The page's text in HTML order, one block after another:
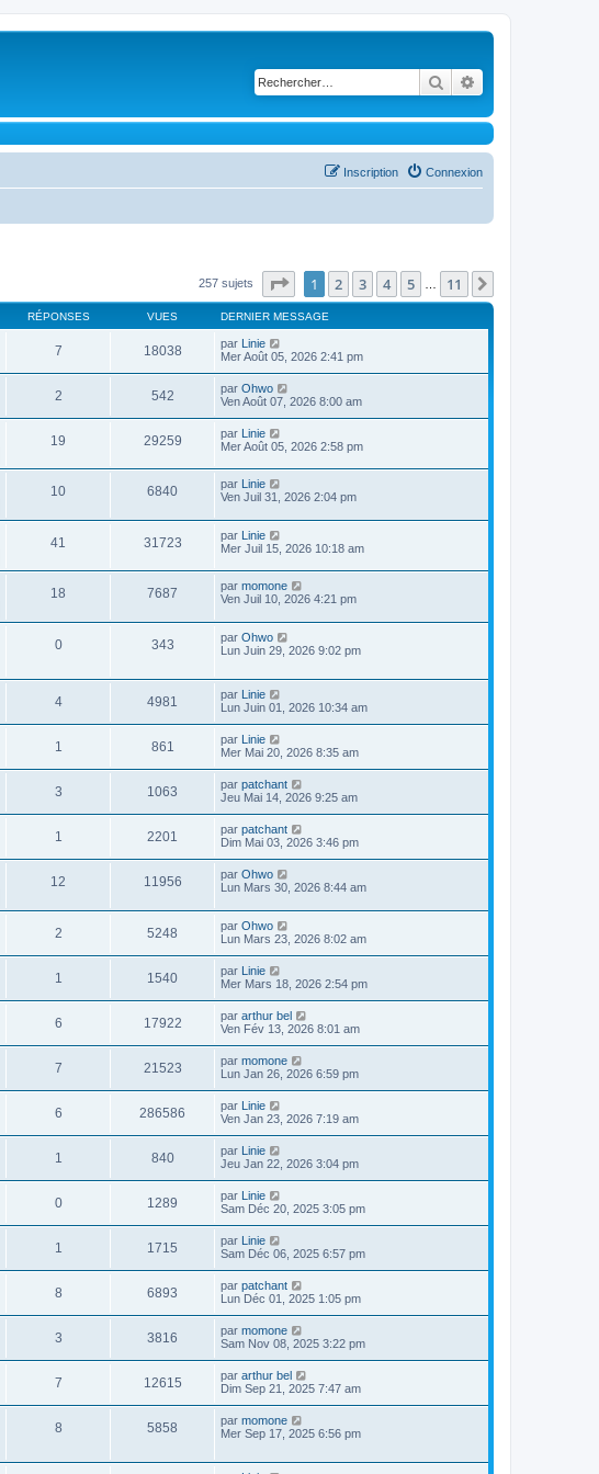
Rechercher
Connexion
Inscription
257 sujets Page sur11
1 2 3 4 5 11
RÉPONSES VUES DERNIER MESSAGE
7 18038 par Linie
Mer Août 05, 2026 2:41 pm
2 542 par Ohwo
Ven Août 07, 2026 8:00 am
19 29259 par Linie
Mer Août 05, 2026 2:58 pm
10 6840 par Linie
Ven Juil 31, 2026 2:04 pm
41 31723 par Linie
Mer Juil 15, 2026 10:18 am
18 7687 par momone
Ven Juil 10, 2026 4:21 pm
0 343 par Ohwo
Lun Juin 29, 2026 9:02 pm
4 4981 par Linie
Lun Juin 01, 2026 10:34 am
1 861 par Linie
Mer Mai 20, 2026 8:35 am
3 1063 par patchant
Jeu Mai 14, 2026 9:25 am
1 2201 par patchant
Dim Mai 03, 2026 3:46 pm
12 11956 par Ohwo
Lun Mars 30, 2026 8:44 am
2 5248 par Ohwo
Lun Mars 23, 2026 8:02 am
1 1540 par Linie
Mer Mars 18, 2026 2:54 pm
6 17922 par arthur bel
Ven Fév 13, 2026 8:01 am
7 21523 par momone
Lun Jan 26, 2026 6:59 pm
6 286586 par Linie
Ven Jan 23, 2026 7:19 am
1 840 par Linie
Jeu Jan 22, 2026 3:04 pm
0 1289 par Linie
Sam Déc 20, 2025 3:05 pm
1 1715 par Linie
Sam Déc 06, 2025 6:57 pm
8 6893 par patchant
Lun Déc 01, 2025 1:05 pm
3 3816 par momone
Sam Nov 08, 2025 3:22 pm
7 12615 par arthur bel
Dim Sep 21, 2025 7:47 am
8 5858 par momone
Mer Sep 17, 2025 6:56 pm